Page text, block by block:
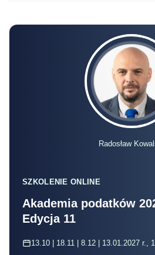
Radosław
SZKOLENIE ONLINE
Akademia podatków
Edycja 11
13.10 | 18.11 | 8.12 | 13.01.2027 r.,